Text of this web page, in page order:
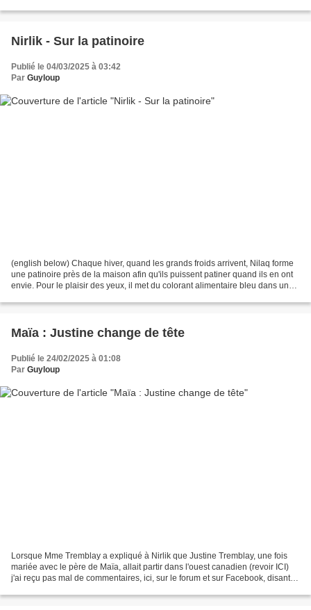
Nirlik - Sur la patinoire
Publié le 04/03/2025 à 03:42
Par Guyloup
(english below) Chaque hiver, quand les grands froids arrivent, Nilaq forme
une patinoire près de la maison afin qu'ils puissent patiner quand ils en ont
envie. Pour le plaisir des yeux, il met du colorant alimentaire bleu dans une
Maïa : Justine change de tête
Publié le 24/02/2025 à 01:08
Par Guyloup
Lorsque Mme Tremblay a expliqué à Nirlik que Justine Tremblay, une fois
mariée avec le père de Maïa, allait partir dans l'ouest canadien (revoir ICI)
j'ai reçu pas mal de commentaires, ici, sur le forum et sur Facebook, disant